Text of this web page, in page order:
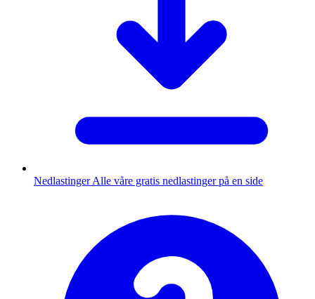
Nedlastinger Alle våre gratis nedlastinger på en side